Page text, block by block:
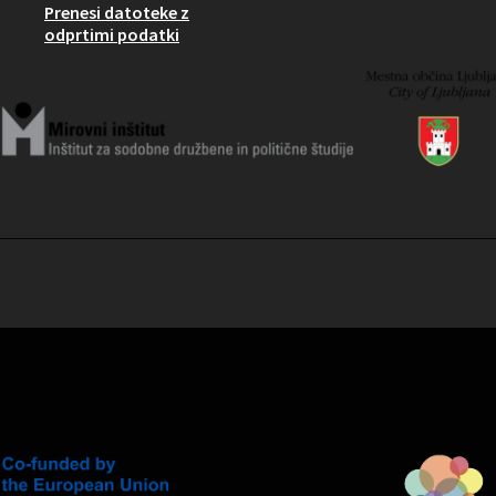
Prenesi datoteke z
odprtimi podatki